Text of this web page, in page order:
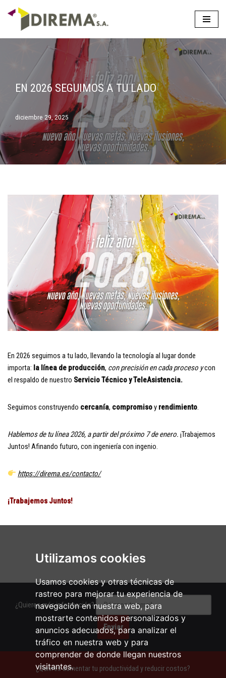
Utilizamos cookies
Usamos cookies y otras técnicas de
rastreo para mejorar tu experiencia de
navegación en nuestra web, para
mostrarte contenidos personalizados y
anuncios adecuados, para analizar el
tráfico en nuestra web y para
comprender de donde llegan nuestros
visitantes.
Saltar
al
EN 2026 SEGUIMOS A TU LADO
diciembre 29, 2025
En 2026 seguimos a tu lado, llevando la tecnología al lugar donde
importa: la línea de producción, con precisión en cada proceso ycon
el respaldo de nuestro Servicio Técnico y TeleAsistencia.
Seguimos construyendo cercanía, compromisoy rendimiento.
Hablemos de tu línea 2026, a partir del próximo 7 de enero. ¡Trabajemos
Juntos! Afinando futuro, con ingeniería con ingenio.
https://direma.es/contacto/
¡Trabajemos Juntos!
¿Quieres más información?
¿Quieres aumentar tu productividad y reducir costos?